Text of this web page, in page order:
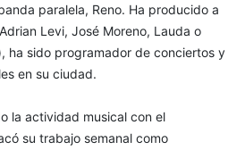
paralela, Reno. Ha producido a
Levi, José Moreno, Lauda o
ha sido programador de conciertos y
en su ciudad.
la actividad musical con el
su trabajo semanal como